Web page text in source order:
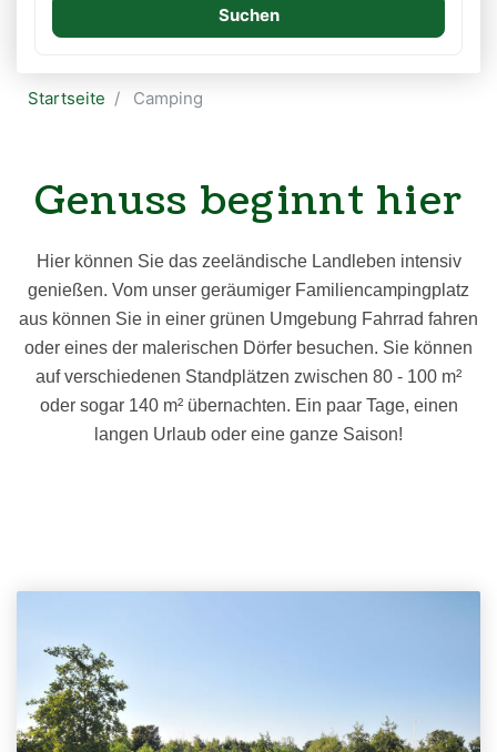
Suchen
Startseite Camping
Genuss beginnt hier
Hier können Sie das zeeländische Landleben intensiv
genießen. Vom unser geräumiger Familiencampingplatz
aus können Sie in einer grünen Umgebung Fahrrad fahren
oder eines der malerischen Dörfer besuchen. Sie können
auf verschiedenen Standplätzen zwischen 80 - 100 m²
oder sogar 140 m² übernachten. Ein paar Tage, einen
langen Urlaub oder eine ganze Saison!